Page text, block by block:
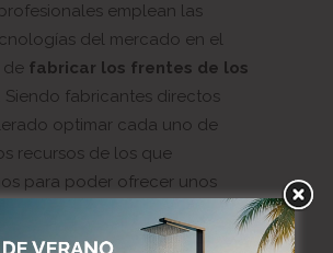
emplean las
del mercado en el
de fabricar los frentes de los
. Siendo fabricantes directos
optimar cada uno de
recursos de los que
para poder ofrecer unos
a nuestros clientes.